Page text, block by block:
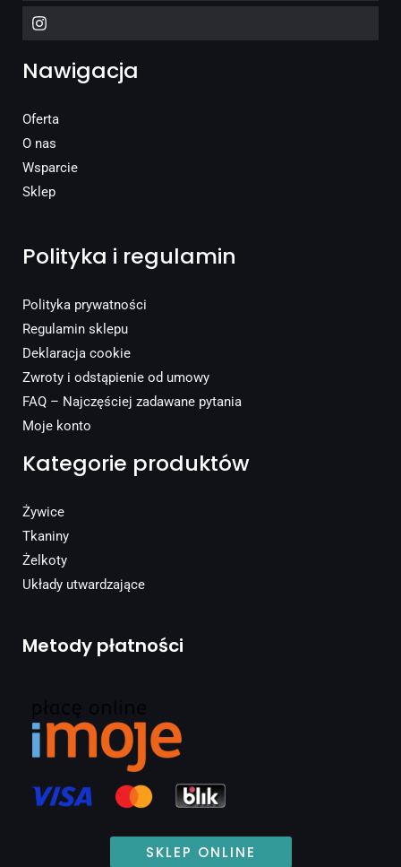
Nawigacja
Oferta
O nas
Wsparcie
Sklep
Polityka i regulamin
Polityka prywatności
Regulamin sklepu
Deklaracja cookie
Zwroty i odstąpienie od umowy
FAQ – Najczęściej zadawane pytania
Moje konto
Kategorie produktów
Żywice
Tkaniny
Żelkoty
Układy utwardzające
Metody płatności
SKLEP ONLINE